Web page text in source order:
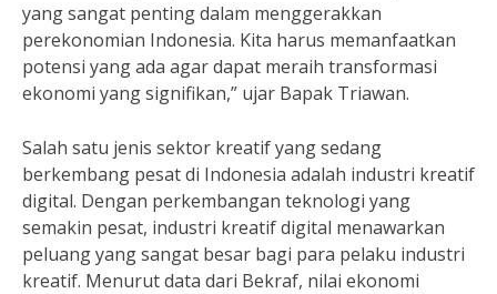
yang sangat penting dalam menggerakkan
perekonomian Indonesia. Kita harus memanfaatkan
potensi yang ada agar dapat meraih transformasi
ekonomi yang signifikan,” ujar Bapak Triawan.
Salah satu jenis sektor kreatif yang sedang
berkembang pesat di Indonesia adalah industri kreatif
digital. Dengan perkembangan teknologi yang
semakin pesat, industri kreatif digital menawarkan
peluang yang sangat besar bagi para pelaku industri
kreatif. Menurut data dari Bekraf, nilai ekonomi